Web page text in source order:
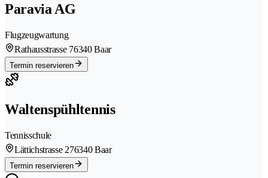
Paravia AG
Flugzeugwartung
Rathausstrasse 76340 Baar
Termin reservieren
Waltenspühltennis
Tennisschule
Lättichstrasse 276340 Baar
Termin reservieren